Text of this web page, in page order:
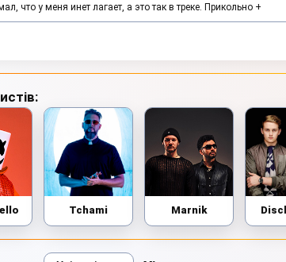
что у меня инет лагает, а это так в треке. Прикольно +
Tchami Marnik